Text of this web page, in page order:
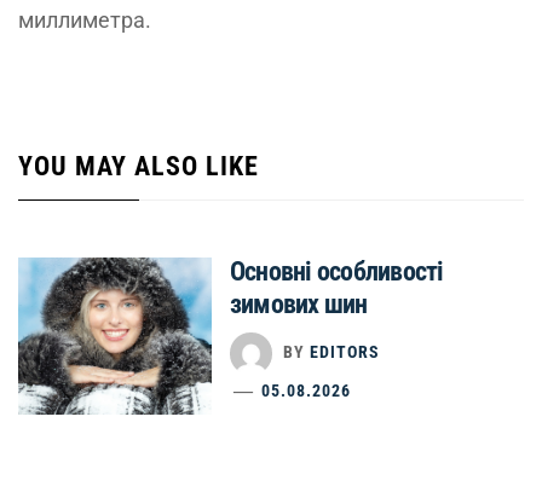
миллиметра.
YOU MAY ALSO LIKE
Основні особливості
зимових шин
BY EDITORS
05.08.2026